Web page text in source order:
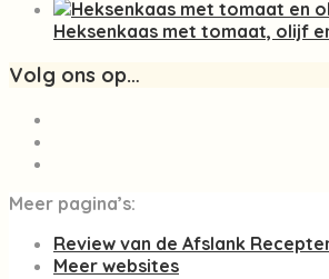
Heksenkaas met tomaat, olijf
Volg ons op…
Meer pagina’s:
Review van de Afslank
Meer websites